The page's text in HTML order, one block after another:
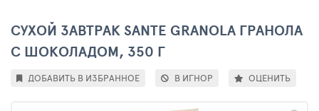
СУХОЙ ЗАВТРАК SANTE GRANOLA ГРАНОЛА
С ШОКОЛАДОМ, 350 Г
ДОБАВИТЬ В ИЗБРАННОЕ В ИГНОР ОЦЕНИТЬ